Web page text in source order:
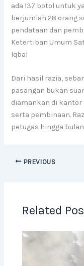
ada 137 botol untuk
berjumlah 28 orang
pendataan dan
Ketertiban Umum
Iqbal
Dari hasil razia,
pasangan bukan
diamankan di kantor
serta pembinaan.
petugas hingga
PREVIOUS
Related